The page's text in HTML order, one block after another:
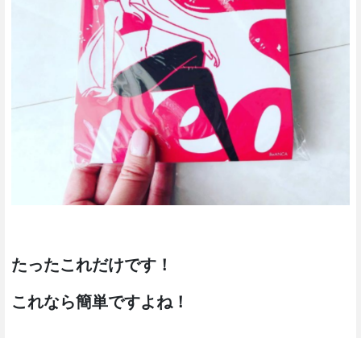
たったこれだけです！
これなら簡単ですよね！